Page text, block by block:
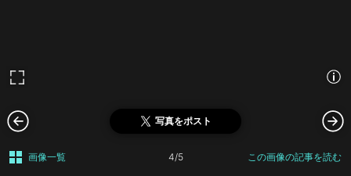
写真をポスト
画像一覧 4/5 この画像の記事を読む